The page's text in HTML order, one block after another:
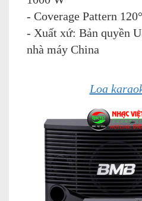
- Coverage Pattern
- Xuất xứ: Bản quyền
nhà máy China
Loa